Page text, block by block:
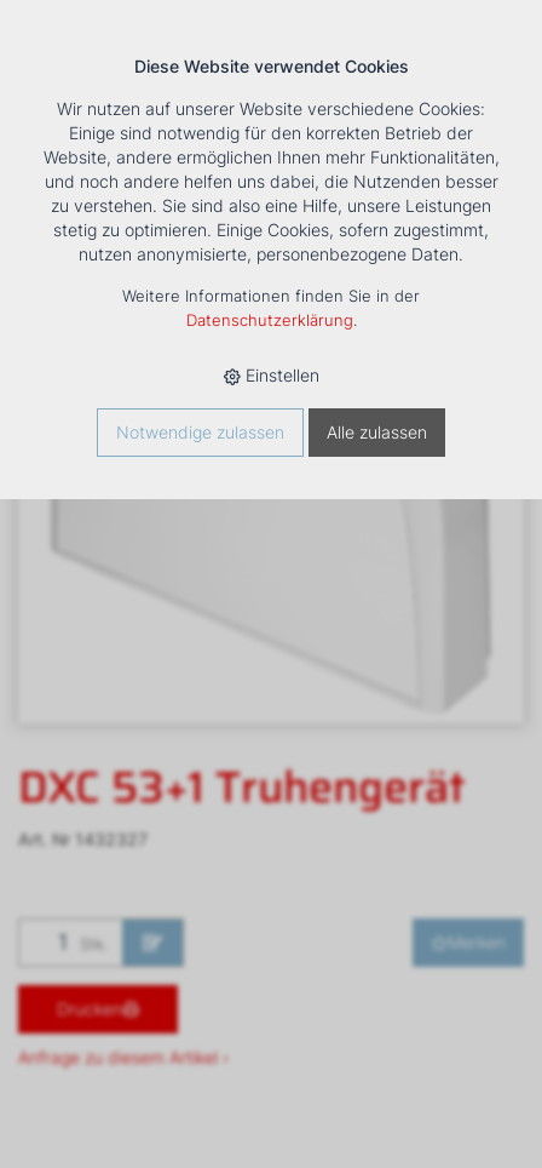
Tools Unternehmen Karriere KontaktSuche
HOME › PRODUKTE › KÄLTE/KLIMA › FANCOILS › DXC 53+1
TRUHENGERÄT
DXC 53+1 Truhengerät
Art. Nr 1432327
Stk. Merken
Drucken
Anfrage zu diesem Artikel ›
Diese Website verwendet Cookies
Wir nutzen auf unserer Website verschiedene Cookies:
Einige sind notwendig für den korrekten Betrieb der
Website, andere ermöglichen Ihnen mehr Funktionalitäten,
und noch andere helfen uns dabei, die Nutzenden besser
zu verstehen. Sie sind also eine Hilfe, unsere Leistungen
stetig zu optimieren. Einige Cookies, sofern zugestimmt,
nutzen anonymisierte, personenbezogene Daten.
Weitere Informationen finden Sie in der
Datenschutzerklärung.
Einstellen
Notwendige zulassen Alle zulassen